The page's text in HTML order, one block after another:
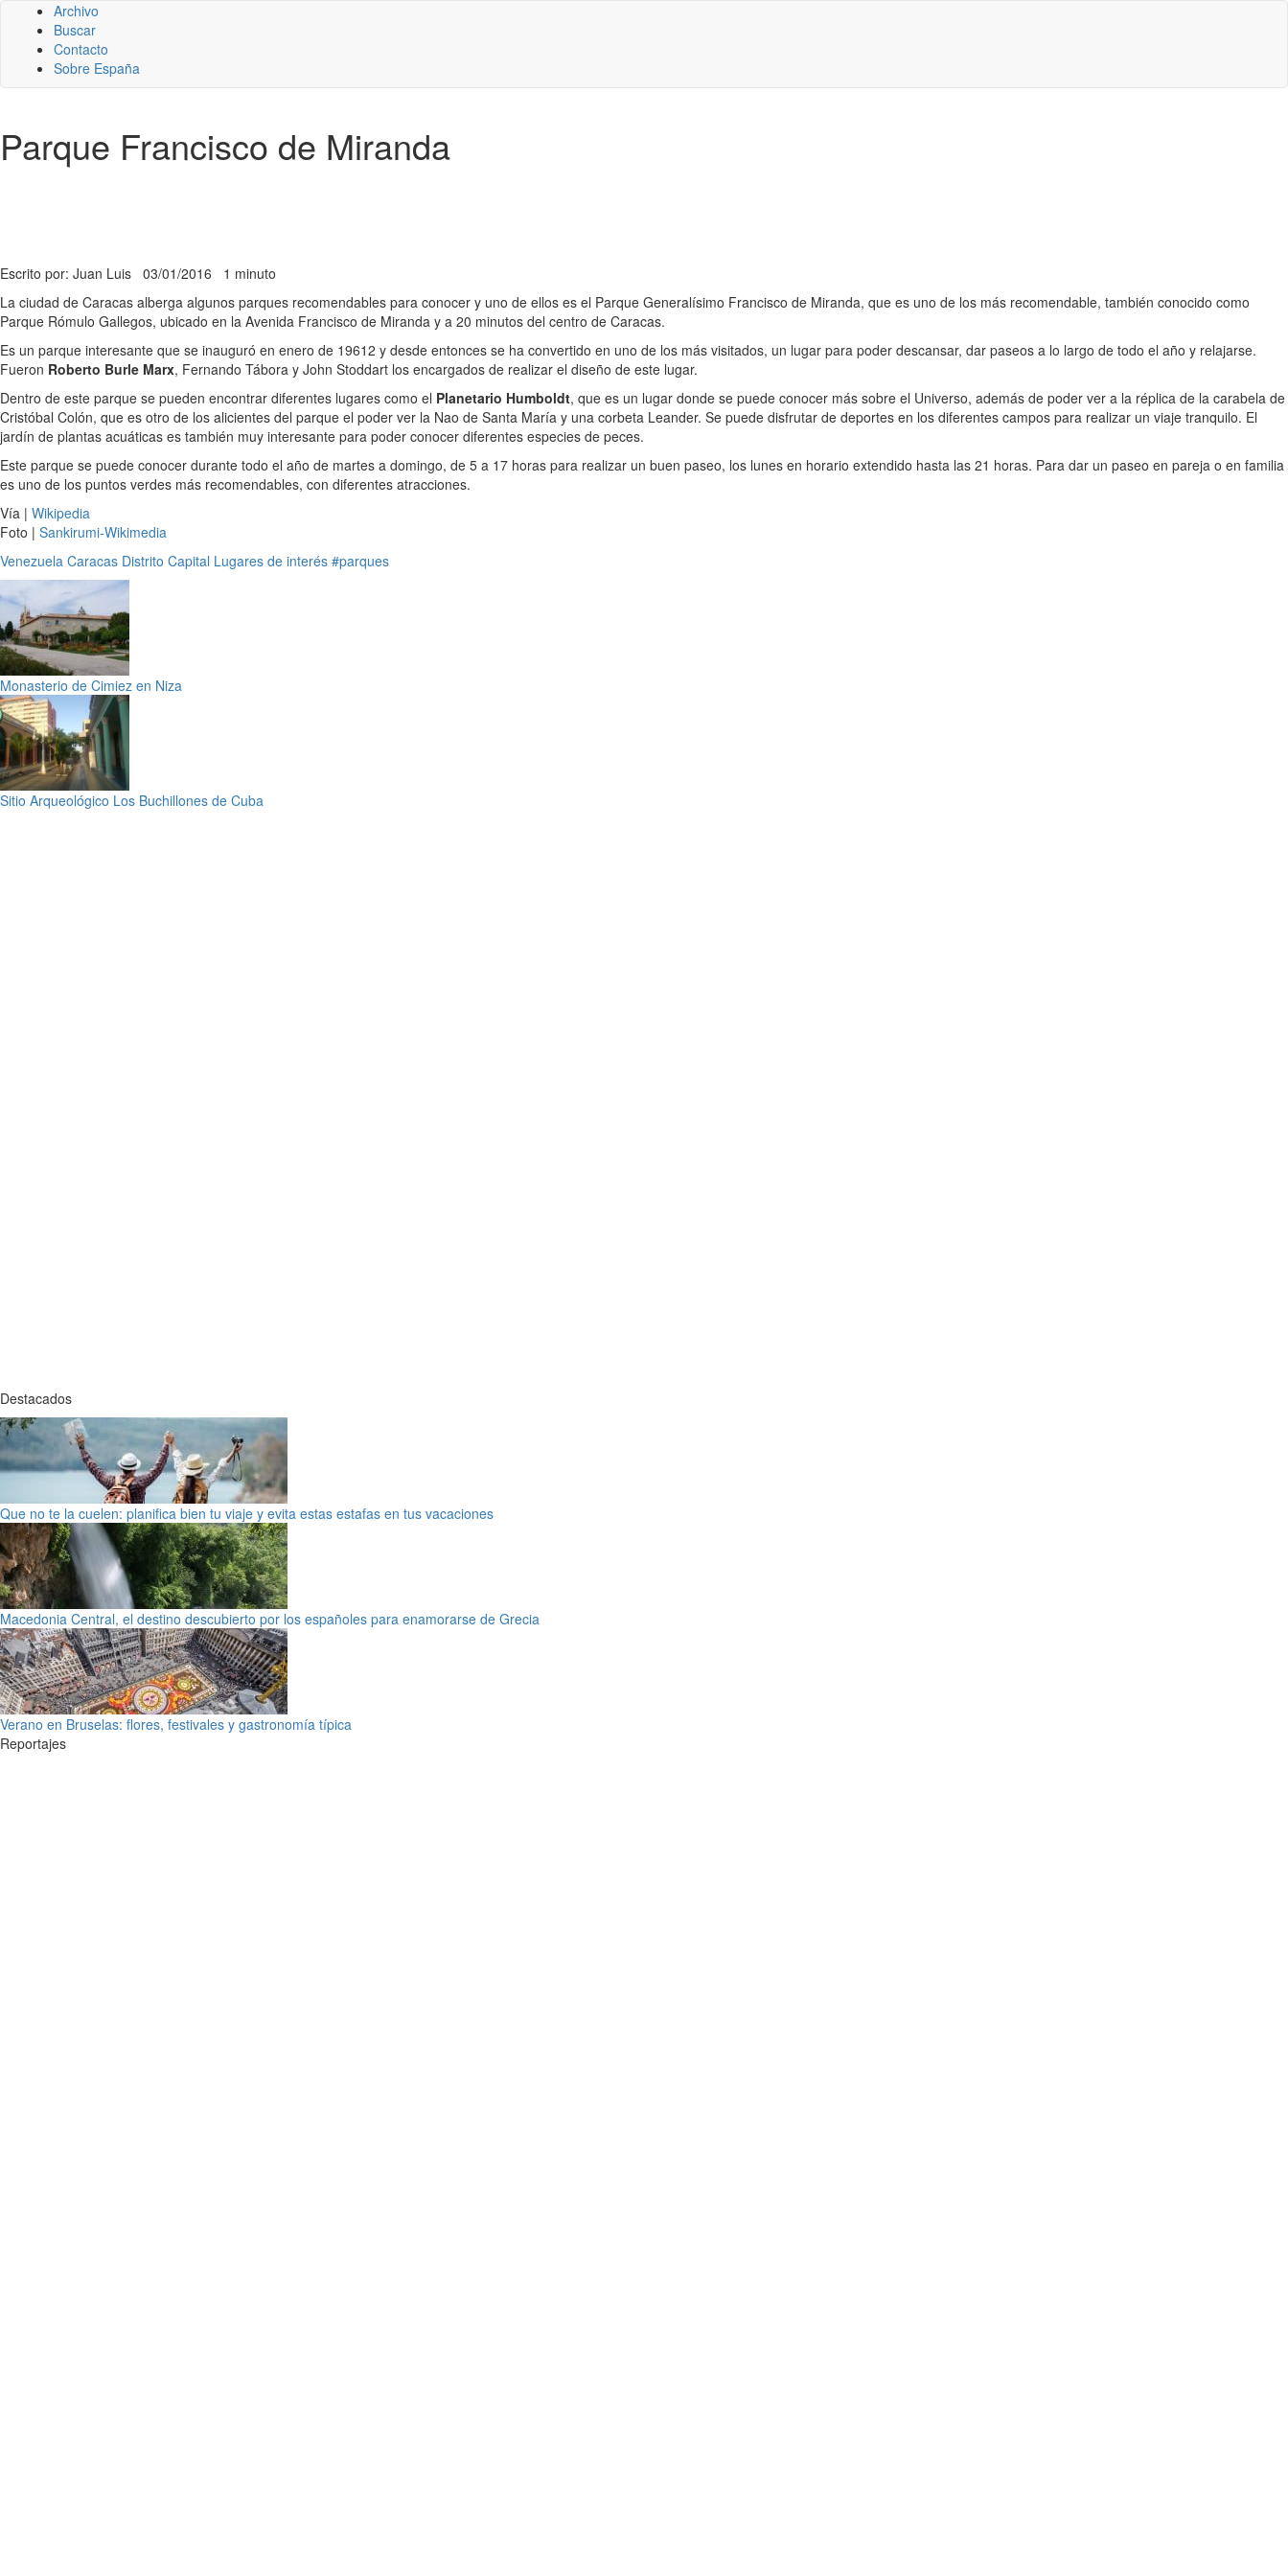
Archivo
Buscar
Contacto
Sobre España
Parque Francisco de Miranda
Escrito por: Juan Luis 03/01/2016 1 minuto
La ciudad de Caracas alberga algunos parques recomendables para conocer y uno de ellos es el Parque Generalísimo Francisco de Miranda, que es uno de los más recomendable, también conocido como
Parque Rómulo Gallegos, ubicado en la Avenida Francisco de Miranda y a 20 minutos del centro de Caracas.
Es un parque interesante que se inauguró en enero de 19612 y desde entonces se ha convertido en uno de los más visitados, un lugar para poder descansar, dar paseos a lo largo de todo el año y relajarse.
Fueron Roberto Burle Marx, Fernando Tábora y John Stoddart los encargados de realizar el diseño de este lugar.
Dentro de este parque se pueden encontrar diferentes lugares como el Planetario Humboldt, que es un lugar donde se puede conocer más sobre el Universo, además de poder ver a la réplica de la carabela de
Cristóbal Colón, que es otro de los alicientes del parque el poder ver la Nao de Santa María y una corbeta Leander. Se puede disfrutar de deportes en los diferentes campos para realizar un viaje tranquilo. El
jardín de plantas acuáticas es también muy interesante para poder conocer diferentes especies de peces.
Este parque se puede conocer durante todo el año de martes a domingo, de 5 a 17 horas para realizar un buen paseo, los lunes en horario extendido hasta las 21 horas. Para dar un paseo en pareja o en familia
es uno de los puntos verdes más recomendables, con diferentes atracciones.
Vía | Wikipedia
Foto | Sankirumi-Wikimedia
Venezuela Caracas Distrito Capital Lugares de interés #parques
Monasterio de Cimiez en Niza
Sitio Arqueológico Los Buchillones de Cuba
Destacados
Que no te la cuelen: planifica bien tu viaje y evita estas estafas en tus vacaciones
Macedonia Central, el destino descubierto por los españoles para enamorarse de Grecia
Verano en Bruselas: flores, festivales y gastronomía típica
Reportajes